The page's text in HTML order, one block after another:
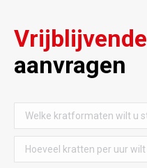
Vrijblijvende
aanvragen